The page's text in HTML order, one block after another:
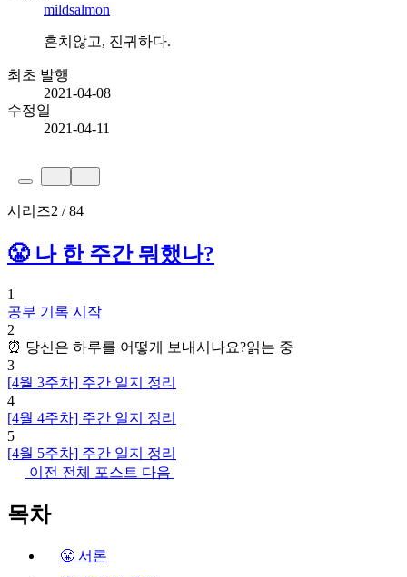
mildsalmon
흔치않고, 진귀하다.
최초 발행
2021-04-08
수정일
2021-04-11
시리즈2 / 84
😤 나 한 주간 뭐했나?
1
공부 기록 시작
2
⏰ 당신은 하루를 어떻게 보내시나요?읽는 중
3
[4월 3주차] 주간 일지 정리
4
[4월 4주차] 주간 일지 정리
5
[4월 5주차] 주간 일지 정리
이전 전체 포스트 다음
목차
😤 서론